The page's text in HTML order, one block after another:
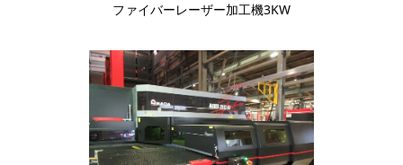
ファイバーレーザー加工機3KW